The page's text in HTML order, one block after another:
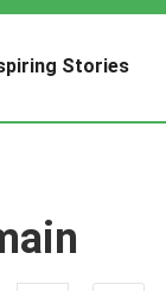
Stories